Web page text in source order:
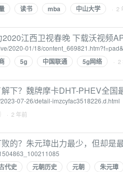
读书 mba 中山大学 · 2
江西卫视春晚 下载沃视频
2020-01/18/
5g 中国联通 5g网络 · 2
下？魏牌摩卡DHT-PHEV全国
07-26/detail-imzcyfac3518226.d.html
· 2 年前
的？朱元璋出力最少，但却是
代史 元朝历史 元朝 朱元璋